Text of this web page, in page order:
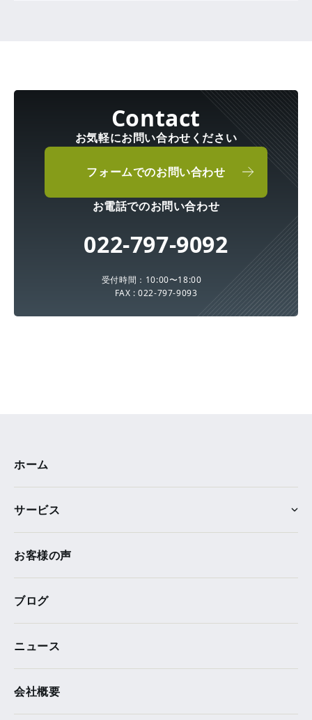
お気軽にお問い合わせください
フォームでのお問い合わせ
お電話でのお問い合わせ
022-797-9092
受付時間：10:00〜18:00
FAX : 022-797-9093
ホーム
サービス
お客様の声
ブログ
ニュース
会社概要